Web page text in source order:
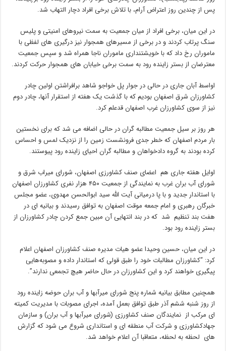
پس از چندین روز اعتراض آرام، با تلاش برخی افراد دچار التهاب شد.
در این میان، برخی افراد از میان جمعیت به سمت نیروهای امنیتی و پلیس
سنگ پرتاب کردند و در برخی از مسیرهای همجوار نیز درگیری های لفظی با
ماموران رخ داد که با خویشتنداری ماموران ناجا همراه شد و سپس جمعیت
معترضان از بستر زاینده رود به سمت برخی خیابان های همجوار حرکت کردند.
اواسط آبان جاری در حالی در جوار پل‌ خواجو شاهد برافراشتن اولین چادر
کشاورزان شرق اصفهان بودیم که با گذشت یک هفته از استقرار آنها، چادر دوم
نیز از سوی کشاورزان غرب اصفهان قدعلم کرد.
هر روز بر سیل جمعیت مطالبه گران در حالی اضافه می شد که برای نخستین
بار مردم اصفهان که خطر جدی فرونشست زمین را از نزدیک لمس و احساس
کرده بودند به گروه دادخواهان و مطالبه گران احیای زاینده رود پیوستند.
اوایل هفته جاری هم اعضای صنف کشاورزی اصفهان، شورای میراب شرق و
شورای آب بران غرب به نمایندگی از جمعیت ۴۵۰ هزار نفری کشاورزان اصفهان
با استاندار جدید و با پا درمیانی آیت الله سید ابوالحسن مهدوی، عضو مجلس
خبرگان رهبری و امام جمعه موقت اصفهان به توافق رسیدند و بیانیه ای در
هفت بند تنظیم شد که در بند انتهایی آن مبین جمع کردن چادر کشاورزان از
بستر زاینده رود بود.
در این میان، حسین وحیدا عضو هیات مدیره صنف کشاورزان اصفهان اعلام
کرد: “کشاورزان مطالبات خود را طبق قولی که استاندار داده و مصوبه‌هایی
پیگیری خواهند کرد و این کشاورزان در حال حاضر هیچ تجمعی ندارند”.
همچنین مطابق بیانیه شماره پنج شورای میرآبها و آب بران حوضه زاینده رود
از روز شنبه ششم آذر طبق توافق بعمل آمده، اجرای مصوبات با مدیریت کمیته
ای مرکب از نمایندگان صنف کشاورزی (شورای میرآبها و آب بران) و سازمان
جهادکشاورزی و شرکت آب منطقه ای و استانداری شروع می شود که گزارش
های لحظه به لحظه، متعاقبا آن اعلام خواهد شد.